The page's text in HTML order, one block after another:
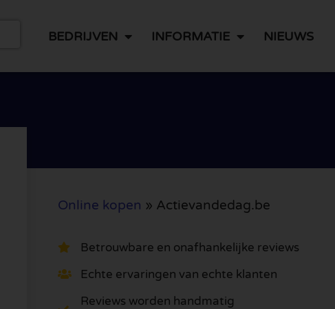
BEDRIJVEN INFORMATIE NIEUWS
Online kopen » Actievandedag.be
Betrouwbare en onafhankelijke reviews
Echte ervaringen van echte klanten
Reviews worden handmatig